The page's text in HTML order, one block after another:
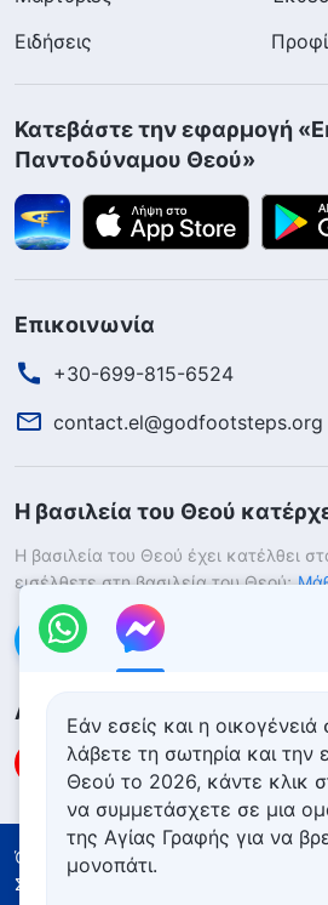
Ειδήσεις
Κατεβάστε την εφαρμογή
Παντοδύναμου Θεού»
Επικοινωνία
+30-699-815-6524
contact.el@godfootsteps.org
Η βασιλεία του Θεού
Η βασιλεία του Θεού έχει κατέλθει
εισέλθετε στη βασιλεία του Θεού;
Επικοινωνήστε μαζί μας μέσω
Ακολουθήστε μας
Όροι Χρήσης
Πολιτική απορρήτου
Συντελεστές
Εάν εσείς και η
λάβετε τη σωτηρία και την
Θεού το 2026, κάντε κλικ
να συμμετάσχετε σε μια
της Αγίας Γραφής για να
μονοπάτι.